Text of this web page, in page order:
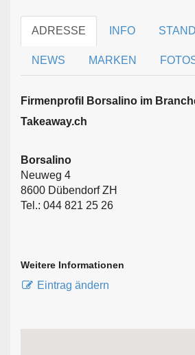
ADRESSE INFO
NEWS MARKEN
Firmen­profil Borsalino im
Takeaway.ch
Borsalino
Neuweg 4
8600 Dübendorf ZH
Tel.: 044 821 25 26
Weitere Informationen
Eintrag ändern